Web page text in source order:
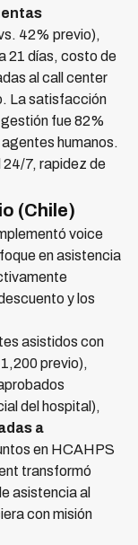
42% previo),
21 días, costo de
al call center
La satisfacción
fue 82%
humanos.
24/7, rapidez de
(Chile)
voice
en asistencia
y los
asistidos con
previo),
del hospital),
a
en HCAHPS
transformó
asistencia al
con misión